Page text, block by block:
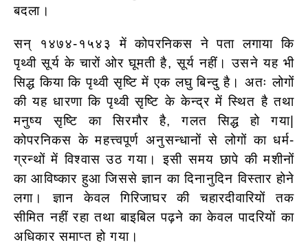
बदला।
सन् १४७४-१५४३ में कोपरनिकस ने पता लगाया कि
पृथ्वी सूर्य के चारों ओर घूमती है, सूर्य नहीं। उसने यह भी
सिद्ध किया कि पृथ्वी सृष्टि में एक लघु बिन्दु है। अतः लोगों
की यह धारणा कि पृथ्वी सृष्टि के केन्द्र में स्थित है तथा
मनुष्य सृष्टि का सिरमौर है, गलत सिद्ध हो गया|
कोपरनिकस के महत्त्वपूर्ण अनुसन्धानों से लोगों का धर्म-
ग्रन्थों में विश्वास उठ गया। इसी समय छापे की मशीनों
का आविष्कार हुआ जिससे ज्ञान का दिनानुदिन विस्तार होने
लगा। ज्ञान केवल गिरिजाघर की चहारदीवारियों तक
सीमित नहीं रहा तथा बाइबिल पढ़ने का केवल पादरियों का
अधिकार समाप्त हो गया।